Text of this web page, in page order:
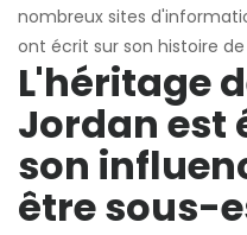
nombreux sites
ont écrit sur son histoire de
L'héritage
Jordan est
son
être sous-